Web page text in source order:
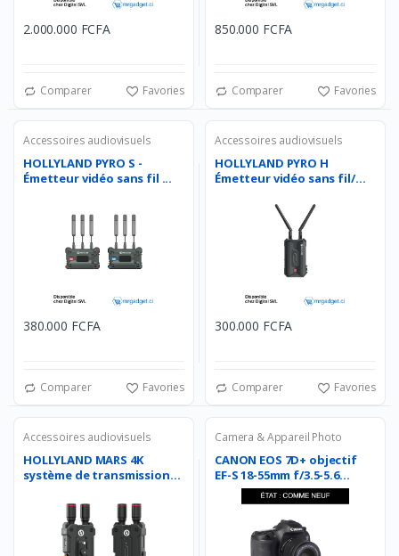
2.000.000 FCFA
Comparer Favories
850.000 FCFA
Comparer Favories
Accessoires audiovisuels
HOLLYLAND PYRO S -
Émetteur vidéo sans fil ...
380.000 FCFA
Comparer Favories
Accessoires audiovisuels
HOLLYLAND PYRO H
Émetteur vidéo sans fil/
300.000 FCFA
Comparer Favories
Accessoires audiovisuels
HOLLYLAND MARS 4K
système de transmission
Camera & Appareil Photo
CANON EOS 7D+ objectif
EF-S 18-55mm f/3.5-5.6...